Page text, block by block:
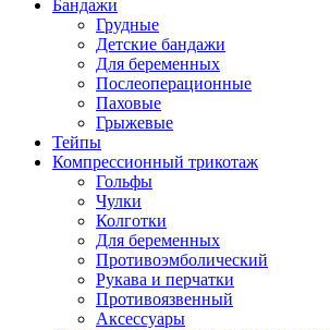
Бандажи
Грудные
Детские бандажи
Для беременных
Послеоперационные
Паховые
Грыжевые
Тейпы
Компрессионный трикотаж
Гольфы
Чулки
Колготки
Для беременных
Противоэмболический
Рукава и перчатки
Противоязвенный
Аксессуары